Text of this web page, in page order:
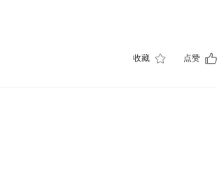
收藏 点赞